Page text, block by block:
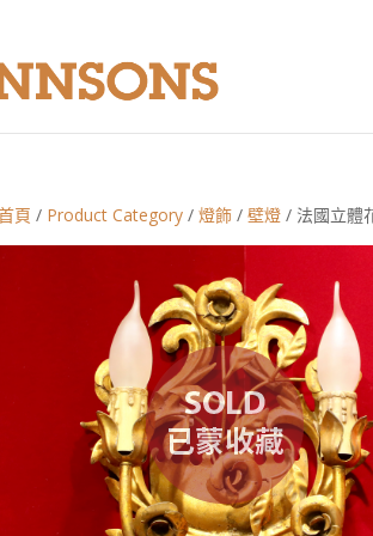
頁 / Product Category /燈飾 /壁燈 / 法國立體